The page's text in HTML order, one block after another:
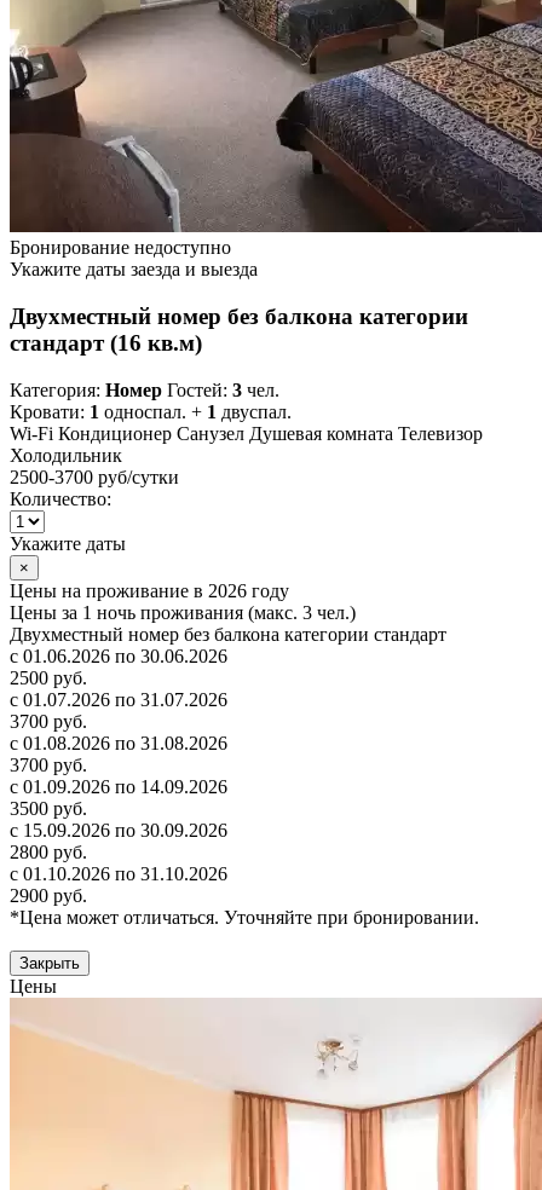
Бронирование недоступно
Укажите даты заезда и выезда
Двухместный номер без балкона категории
стандарт (16 кв.м)
Категория: Номер Гостей: 3 чел.
Кровати: 1 односпал. + 1 двуспал.
Wi-Fi Кондиционер Санузел Душевая комната Телевизор
Холодильник
2500-3700 руб/сутки
Количество:
Укажите даты
×
Цены на проживание в 2026 году
Цены за 1 ночь проживания (макс. 3 чел.)
Двухместный номер без балкона категории стандарт
с 01.06.2026 по 30.06.2026
2500 руб.
с 01.07.2026 по 31.07.2026
3700 руб.
с 01.08.2026 по 31.08.2026
3700 руб.
с 01.09.2026 по 14.09.2026
3500 руб.
с 15.09.2026 по 30.09.2026
2800 руб.
с 01.10.2026 по 31.10.2026
2900 руб.
*Цена может отличаться. Уточняйте при бронировании.
Закрыть
Цены